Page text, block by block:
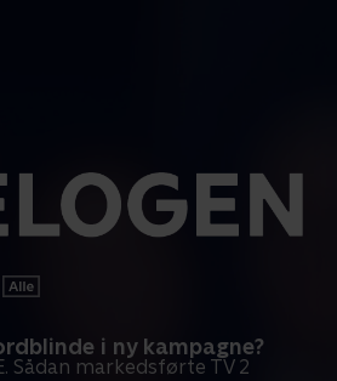
i ny kampagne?
Sådan markedsførte TV 2